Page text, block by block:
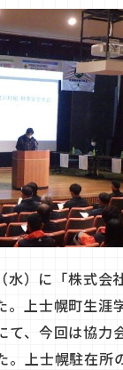
水）に「株式会
。上士幌町生涯
て、今回は協力
。上士幌駐在所